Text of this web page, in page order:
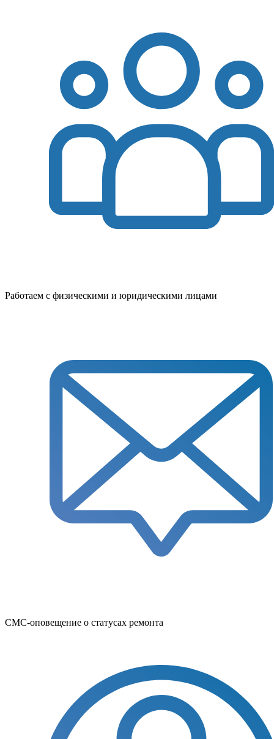
Работаем с физическими и юридическими лицами
СМС-оповещение о статусах ремонта